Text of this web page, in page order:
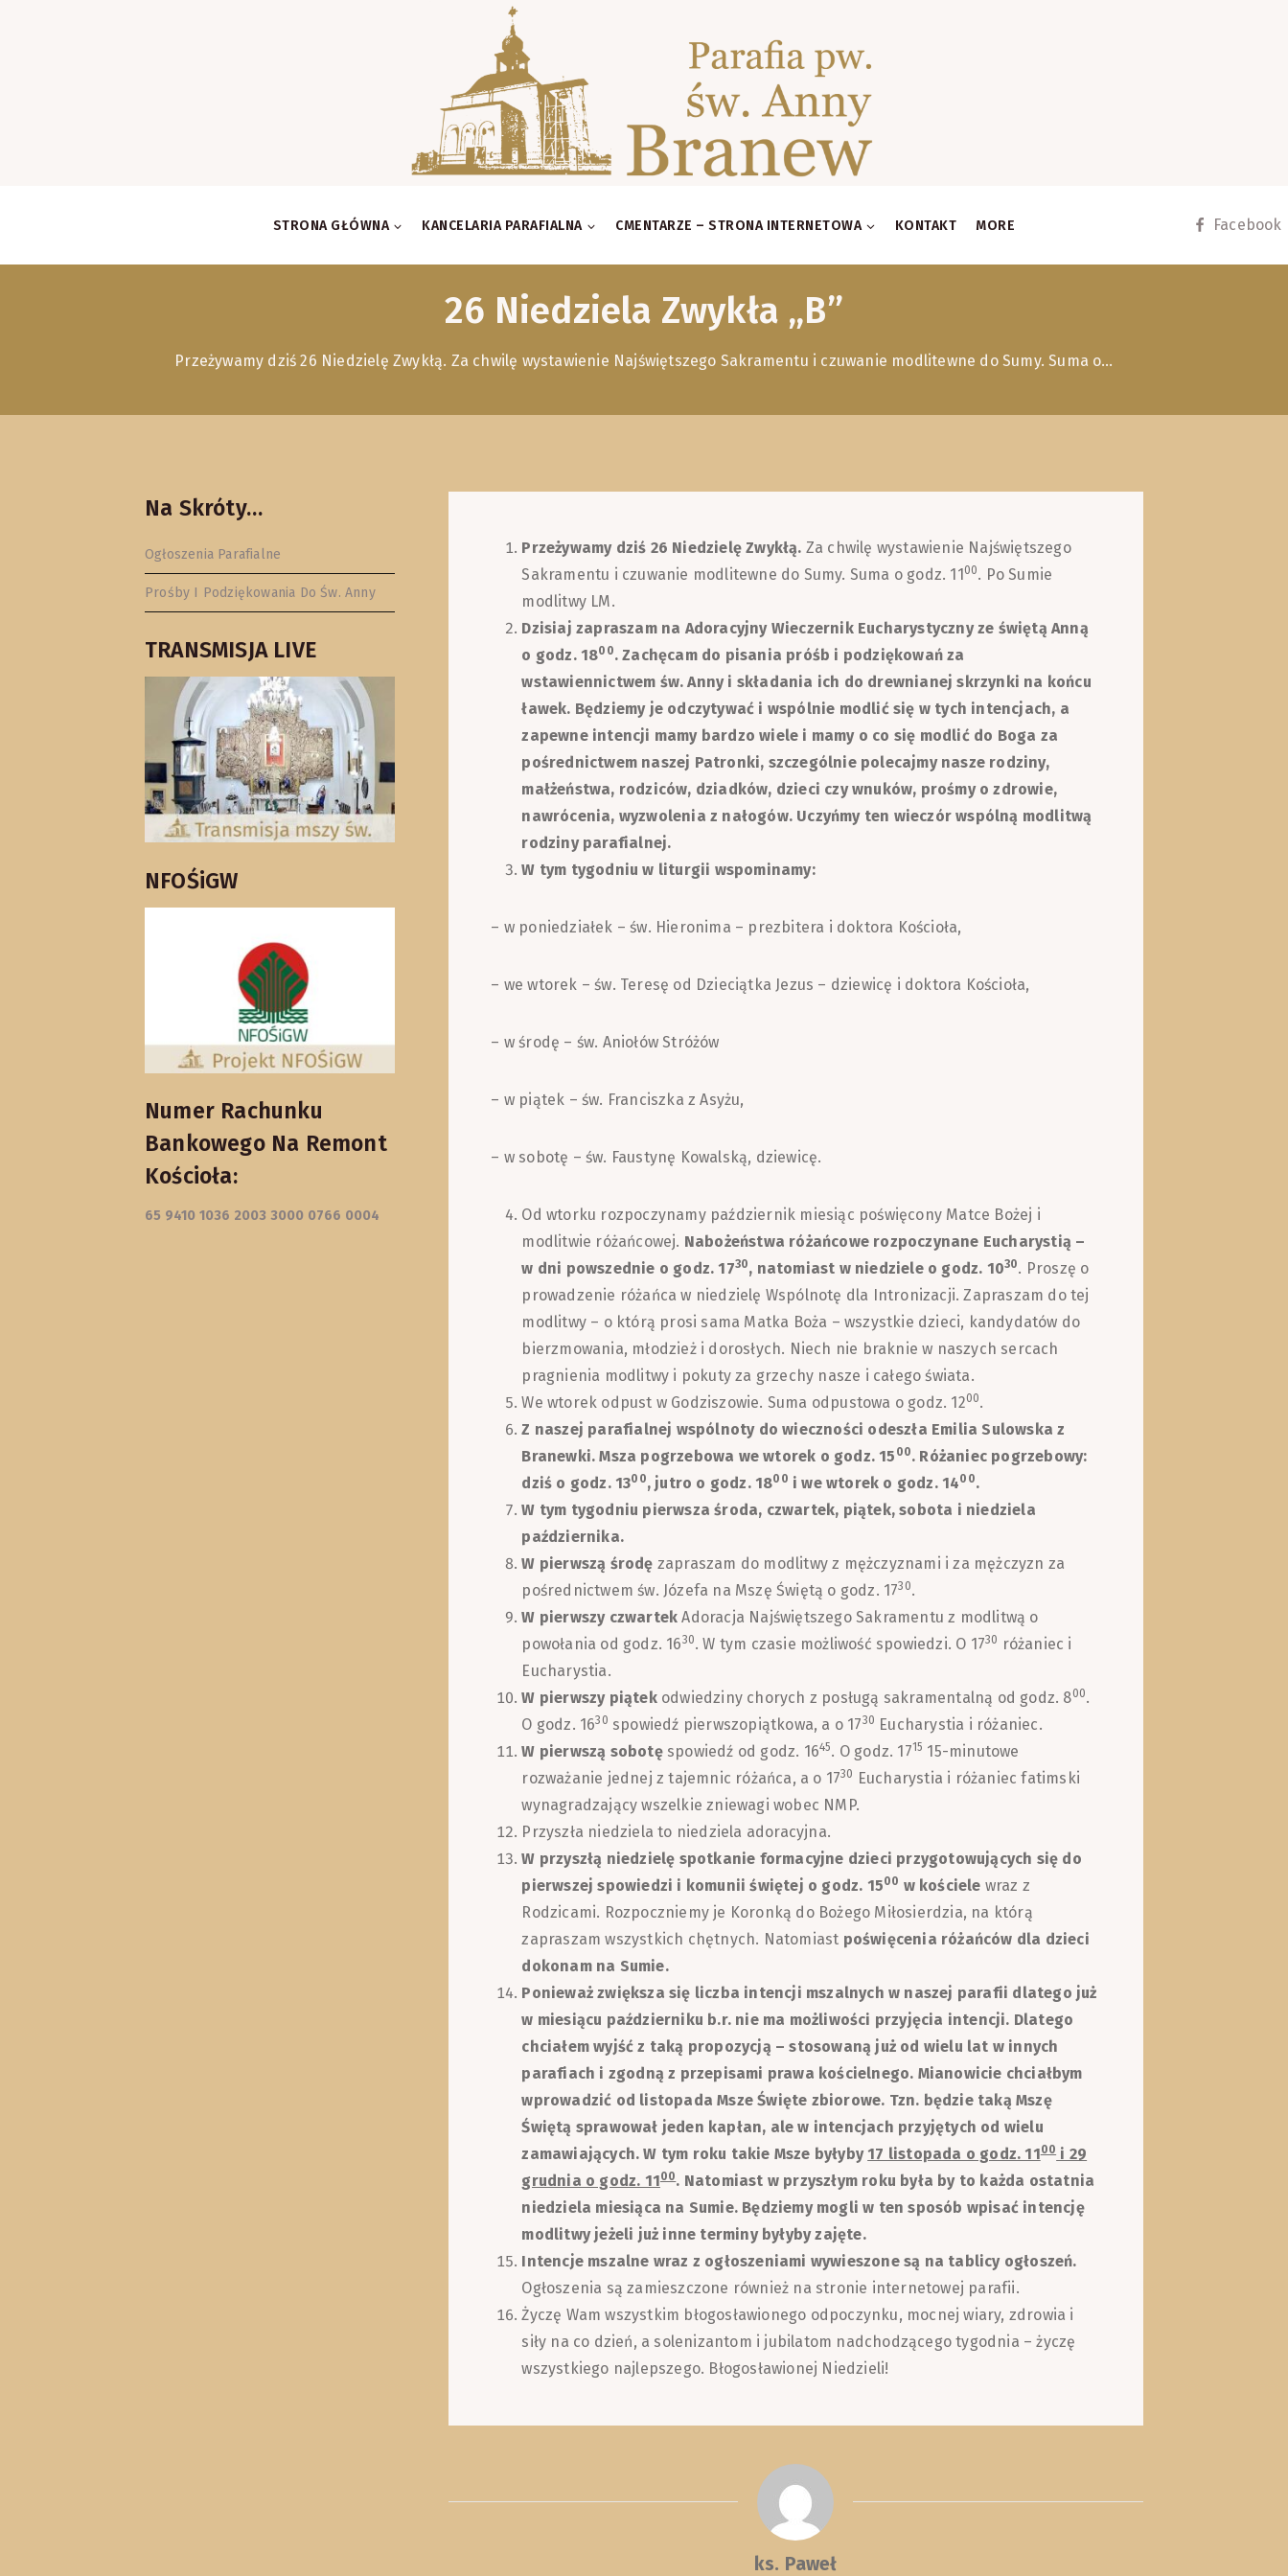
STRONA GŁÓWNA KANCELARIA PARAFIALNA CMENTARZE – STRONA INTERNETOWA KONTAKT MORE Facebook
26 Niedziela Zwykła „B”
Przeżywamy dziś 26 Niedzielę Zwykłą. Za chwilę wystawienie Najświętszego Sakramentu i czuwanie modlitewne do Sumy. Suma o…
Przeżywamy dziś 26 Niedzielę Zwykłą. Za chwilę wystawienie Najświętszego
Sakramentu i czuwanie modlitewne do Sumy. Suma o godz. 1100. Po Sumie
modlitwy LM.
Dzisiaj zapraszam na Adoracyjny Wieczernik Eucharystyczny ze świętą Anną
o godz. 1800. Zachęcam do pisania próśb i podziękowań za
wstawiennictwem św. Anny i składania ich do drewnianej skrzynki na końcu
ławek. Będziemy je odczytywać i wspólnie modlić się w tych intencjach, a
zapewne intencji mamy bardzo wiele i mamy o co się modlić do Boga za
pośrednictwem naszej Patronki, szczególnie polecajmy nasze rodziny,
małżeństwa, rodziców, dziadków, dzieci czy wnuków, prośmy o zdrowie,
nawrócenia, wyzwolenia z nałogów. Uczyńmy ten wieczór wspólną modlitwą
rodziny parafialnej.
W tym tygodniu w liturgii wspominamy:
– w poniedziałek – św. Hieronima – prezbitera i doktora Kościoła,
– we wtorek – św. Teresę od Dzieciątka Jezus – dziewicę i doktora Kościoła,
– w środę – św. Aniołów Stróżów
– w piątek – św. Franciszka z Asyżu,
– w sobotę – św. Faustynę Kowalską, dziewicę.
Od wtorku rozpoczynamy październik miesiąc poświęcony Matce Bożej i
modlitwie różańcowej. Nabożeństwa różańcowe rozpoczynane Eucharystią –
w dni powszednie o godz. 1730, natomiast w niedziele o godz. 1030. Proszę o
prowadzenie różańca w niedzielę Wspólnotę dla Intronizacji. Zapraszam do tej
modlitwy – o którą prosi sama Matka Boża – wszystkie dzieci, kandydatów do
bierzmowania, młodzież i dorosłych. Niech nie braknie w naszych sercach
pragnienia modlitwy i pokuty za grzechy nasze i całego świata.
We wtorek odpust w Godziszowie. Suma odpustowa o godz. 1200.
Z naszej parafialnej wspólnoty do wieczności odeszła Emilia Sulowska z
Branewki. Msza pogrzebowa we wtorek o godz. 15 00. Różaniec pogrzebowy:
dziś o godz. 1300, jutro o godz. 1800 i we wtorek o godz. 1400.
W tym tygodniu pierwsza środa, czwartek, piątek, sobota i niedziela
października.
W pierwszą środę zapraszam do modlitwy z mężczyznami i za mężczyzn za
pośrednictwem św. Józefa na Mszę Świętą o godz. 1730.
W pierwszy czwartek Adoracja Najświętszego Sakramentu z modlitwą o
powołania od godz. 1630. W tym czasie możliwość spowiedzi. O 1730 różaniec i
Eucharystia.
W pierwszy piątekodwiedziny chorych z posługą sakramentalną od godz. 800.
O godz. 1630 spowiedź pierwszopiątkowa, a o 1730 Eucharystia i różaniec.
W pierwszą sobotęspowiedź od godz. 1645. O godz. 1715 15-minutowe
rozważanie jednej z tajemnic różańca, a o 1730 Eucharystia i różaniec fatimski
wynagradzający wszelkie zniewagi wobec NMP.
Przyszła niedziela to niedziela adoracyjna.
W przyszłą niedzielę spotkanie formacyjne dzieci przygotowujących się do
pierwszej spowiedzi i komunii świętej o godz. 1500 w kościele wraz z
Rodzicami. Rozpoczniemy je Koronką do Bożego Miłosierdzia, na którą
zapraszam wszystkich chętnych. Natomiast poświęcenia różańców dla dzieci
dokonam na Sumie.
Ponieważ zwiększa się liczba intencji mszalnych w naszej parafii dlatego już
w miesiącu październiku b.r. nie ma możliwości przyjęcia intencji. Dlatego
chciałem wyjść z taką propozycją – stosowaną już od wielu lat w innych
parafiach i zgodną z przepisami prawa kościelnego. Mianowicie chciałbym
wprowadzić od listopada Msze Święte zbiorowe. Tzn. będzie taką Mszę
Świętą sprawował jeden kapłan, ale w intencjach przyjętych od wielu
zamawiających. W tym roku takie Msze byłyby17 listopada o godz. 1100 i 29
grudnia o godz. 1100. Natomiast w przyszłym roku była by to każda ostatnia
niedziela miesiąca na Sumie. Będziemy mogli w ten sposób wpisać intencję
modlitwy jeżeli już inne terminy byłyby zajęte.
Intencje mszalne wraz z ogłoszeniami wywieszone są na tablicy ogłoszeń.
Ogłoszenia są zamieszczone również na stronie internetowej parafii.
Życzę Wam wszystkim błogosławionego odpoczynku, mocnej wiary, zdrowia i
siły na co dzień, a solenizantom i jubilatom nadchodzącego tygodnia – życzę
wszystkiego najlepszego. Błogosławionej Niedzieli!
ks. Paweł
Na Skróty…
Ogłoszenia Parafialne
Prośby I Podziękowania Do Św. Anny
TRANSMISJA LIVE
NFOŚiGW
Numer Rachunku
Bankowego Na Remont
Kościoła:
65 9410 1036 2003 3000 0766 0004